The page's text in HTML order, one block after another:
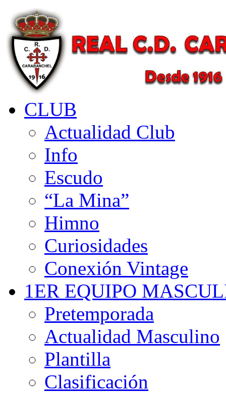
CLUB
Actualidad Club
Info
Escudo
“La Mina”
Himno
Curiosidades
Conexión Vintage
1ER EQUIPO
Pretemporada
Actualidad Masculino
Plantilla
Clasificación